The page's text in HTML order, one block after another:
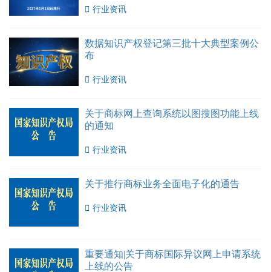
 行业资讯
数据知识产权登记第三批十大典型案例公
布
 行业资讯
关于商标网上查询系统以图搜图功能上线
的通知
 行业资讯
关于推行商标业务全面电子化的通告
 行业资讯
重要通知|关于商标国际异议网上申请系统
上线的公告